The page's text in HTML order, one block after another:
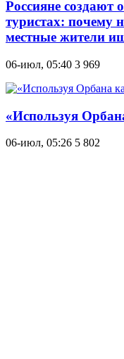
Россияне создают
туристах: почему
местные жители
06-июл, 05:40 3 969
«Используя
06-июл, 05:26 5 802